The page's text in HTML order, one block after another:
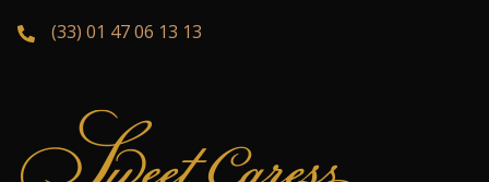
(33) 01 47 06 13 13